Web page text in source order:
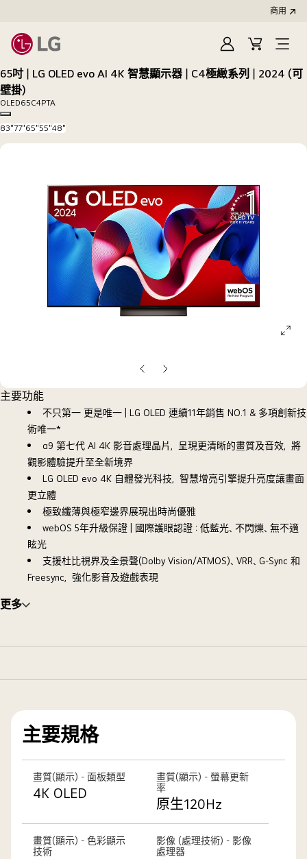
商用
登
入
購
物
車
開
啟
選
65吋｜LG OLED evo AI 4K 智慧顯示器｜C4極緻系列｜2024 (可
壁掛)
OLED65C4PTA
Copy model name
83"77"65"55"48"
上
一
下
一
頁
主要功能
不只第一 更是唯一 | LG OLED 連續11年銷售 NO.1 & 多項創新技
術唯一*
α9 第七代 AI 4K 影音處理晶片，呈現更清晰的畫質及音效，將
觀影體驗提升至全新境界
LG OLED evo 4K 自體發光科技，智慧增亮引擎提升亮度讓畫面
更立體
極致纖薄與極窄邊界展現出時尚優雅
webOS 5年升級保證 | 國際護眼認證：低藍光、不閃爍、無不適
眩光
支援杜比視界及全景聲(Dolby Vision/ATMOS)、VRR、G-Sync 和
Freesync，強化影音及遊戲表現
更多
主要規格
畫質(顯示) - 面板類型
4K OLED
畫質(顯示) - 螢幕更新
率
原生120Hz
畫質(顯示) - 色彩顯示
技術
影像 (處理技術) - 影像
處理器